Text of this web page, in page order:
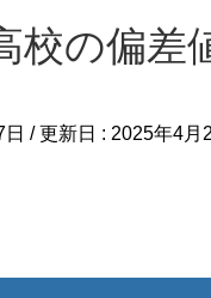
校の偏差
/ 更新日 : 2025年4月